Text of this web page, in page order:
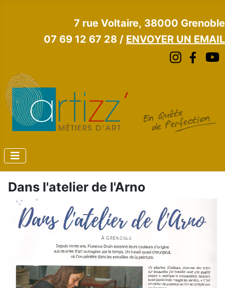
7 rue Voltaire, 38000 Grenoble
07 69 12 67 28 / ENVOYER UN EMAIL
Dans l'atelier de l'Arno